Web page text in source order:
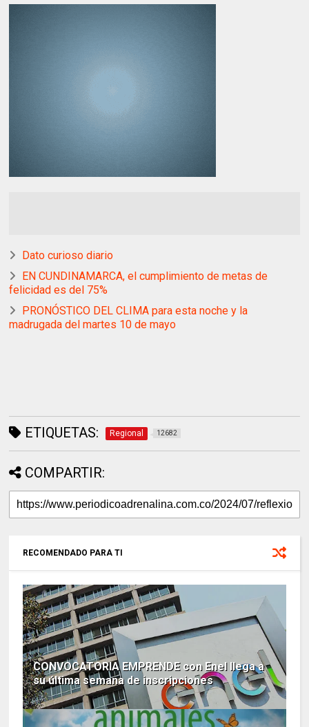
Dato curioso diario
EN CUNDINAMARCA, el cumplimiento de metas de
felicidad es del 75%
PRONÓSTICO DEL CLIMA para esta noche y la
madrugada del martes 10 de mayo
ETIQUETAS: Regional 12682
COMPARTIR:
RECOMENDADO PARA TI
CONVOCATORIA EMPRENDE con Enel llega a
su última semana de inscripciones